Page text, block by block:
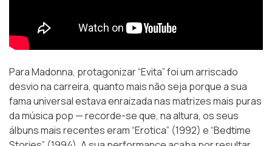
Para Madonna, protagonizar “Evita” foi um arriscado
desvio na carreira, quanto mais não seja porque a sua
fama universal estava enraizada nas matrizes mais puras
da música pop — recorde-se que, na altura, os seus
álbuns mais recentes eram “Erotica” (1992) e “Bedtime